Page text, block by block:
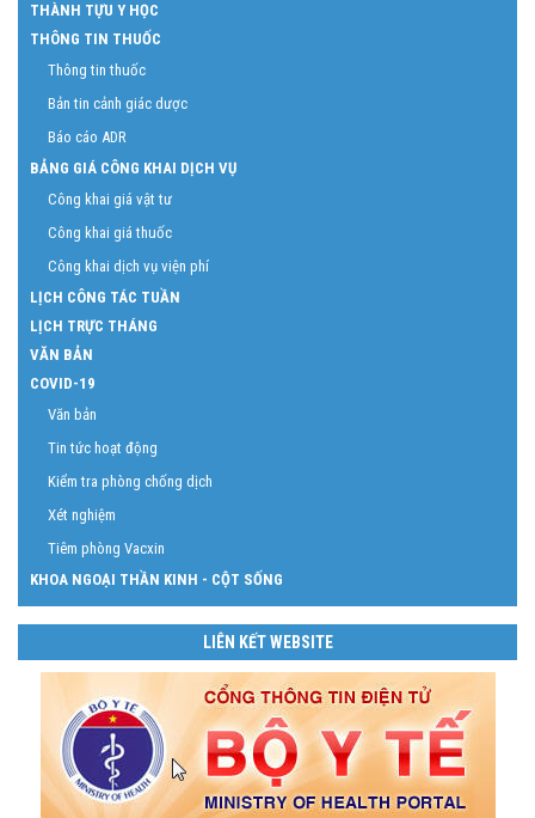
THÀNH TỰU Y HỌC
THÔNG TIN THUỐC
Thông tin thuốc
Bản tin cảnh giác dược
Báo cáo ADR
BẢNG GIÁ CÔNG KHAI DỊCH VỤ
Công khai giá vật tư
Công khai giá thuốc
Công khai dịch vụ viện phí
LỊCH CÔNG TÁC TUẦN
LỊCH TRỰC THÁNG
VĂN BẢN
COVID-19
Văn bản
Tin tức hoạt động
Kiểm tra phòng chống dịch
Xét nghiệm
Tiêm phòng Vacxin
KHOA NGOẠI THẦN KINH - CỘT SỐNG
LIÊN KẾT WEBSITE